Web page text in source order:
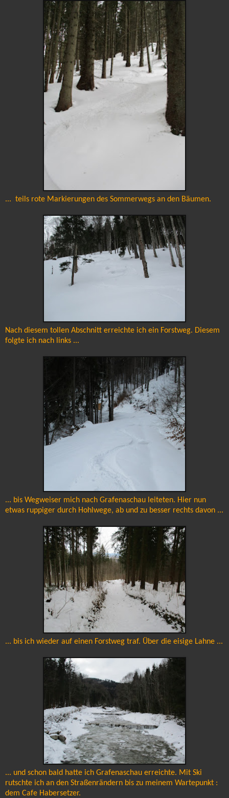
... teils rote Markierungen des Sommerwegs an den Bäumen.
Nach diesem tollen Abschnitt erreichte ich ein Forstweg. Diesem
folgte ich nach links ...
... bis Wegweiser mich nach Grafenaschau leiteten. Hier nun
etwas ruppiger durch Hohlwege, ab und zu besser rechts davon ...
... bis ich wieder auf einen Forstweg traf. Über die eisige Lahne ...
... und schon bald hatte ich Grafenaschau erreichte. Mit Ski
rutschte ich an den Straßenrändern bis zu meinem Wartepunkt :
dem Cafe Habersetzer.